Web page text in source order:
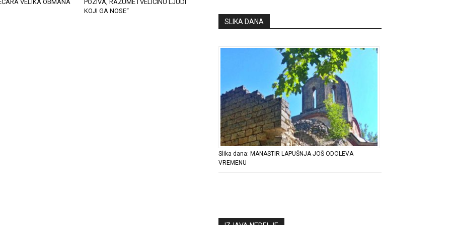
VELIKA OBMANA
POZIVA, RAZUME I VELIČINU LJUDI
KOJI GA NOSE“
SLIKA DANA
Slika dana: MANASTIR LAPUŠNJA JOŠ ODOLEVA
VREMENU